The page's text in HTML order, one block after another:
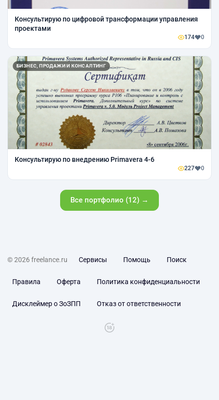
Консультирую по цифровой трансформации управления
проектами
174 0
БИЗНЕС, ПРОДАЖИ И КОНСАЛТИНГ
Консультирую по внедрению Primavera 4-6
227 0
Все портфолио (12) →
© 2026 freelance.ru Сервисы Помощь Поиск
Правила Оферта Политика конфиденциальности
Дисклеймер о ЗоЗПП Отказ от ответственности